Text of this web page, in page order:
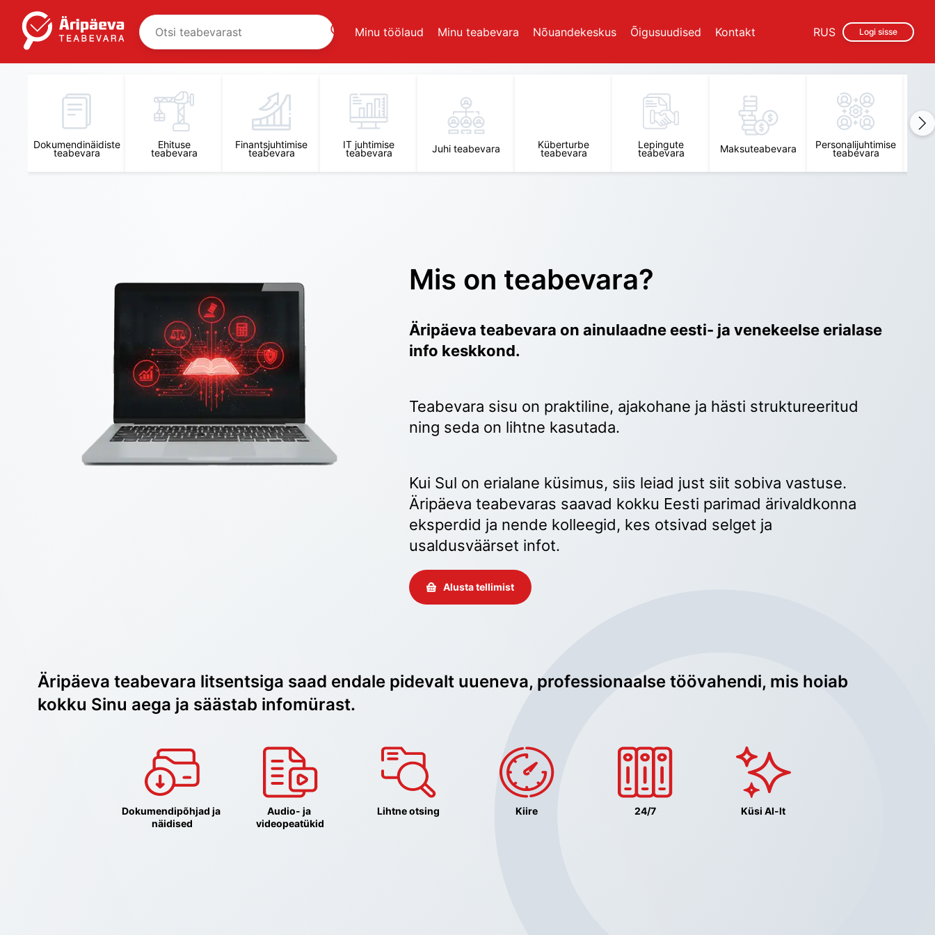
Minu töölaud Minu teabevara Nõuandekeskus Õigusuudised Kontakt Logi sisse
RUS
Dokumendinäidiste
teabevara
Ehituse
teabevara
Finantsjuhtimise
teabevara
IT juhtimise
teabevara Juhi teabevara Küberturbe
teabevara
Lepingute
teabevara Maksuteabevara Personalijuhtimise
teabevara
Mis on teabevara?
Äripäeva teabevara on ainulaadne eesti- ja venekeelse erialase
info keskkond.
Teabevara sisu on praktiline, ajakohane ja hästi struktureeritud
ning seda on lihtne kasutada.
Kui Sul on erialane küsimus, siis leiad just siit sobiva vastuse.
Äripäeva teabevaras saavad kokku Eesti parimad ärivaldkonna
eksperdid ja nende kolleegid, kes otsivad selget ja
usaldusväärset infot.
Alusta tellimist
Äripäeva teabevara litsentsiga saad endale pidevalt uueneva, professionaalse töövahendi, mis hoiab
kokku Sinu aega ja säästab infomürast.
Dokumendipõhjad ja
näidised
Audio- ja
videopeatükid
Lihtne otsing Kiire 24/7 Küsi AI-lt